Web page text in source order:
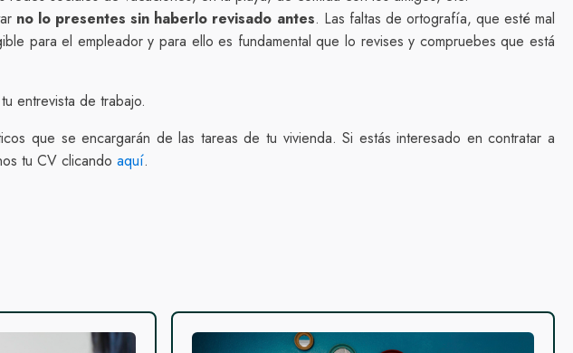
no lo presentes sin haberlo revisado antes. Las faltas de ortografía, que esté mal
para el empleador y para ello es fundamental que lo revises y compruebes que está
entrevista de trabajo.
que se encargarán de las tareas de tu vivienda. Si estás interesado en contratar a
tu CV clicando aquí.